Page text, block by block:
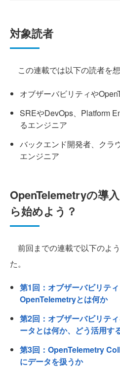
対象読者
この連載では以下の読者を想
オブザーバビリティや
SREやDevOps、Platform
るエンジニア
バックエンド開発者、クラ
エンジニア
OpenTelemetryの導
ら始めよう？
前回までの連載で以下のよ
た。
第1回：オブザーバビリティ
OpenTelemetryとは何か
第2回：オブザーバビリテ
ータとは何か、どう活用す
第3回：OpenTelemetry
にデータを扱うか